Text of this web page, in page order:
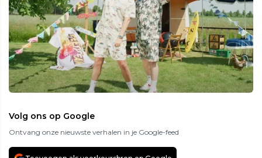
Volg ons op Google
Ontvang onze nieuwste verhalen in je Google-feed